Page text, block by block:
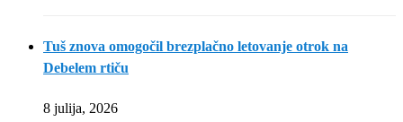
Tuš znova omogočil brezplačno letovanje otrok na
Debelem rtiču
8 julija, 2026